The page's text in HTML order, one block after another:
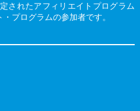
されたアフィリエイトプログラム
プログラムの参加者です。